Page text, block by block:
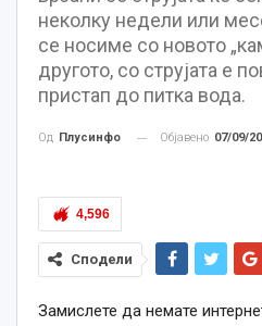
неколку недели или
се носиме со новото
другото, со струјата е
пристап до питка вода.
Од Плусинфо Објавено 07/09/
4,596
Сподели
Замислете да немате